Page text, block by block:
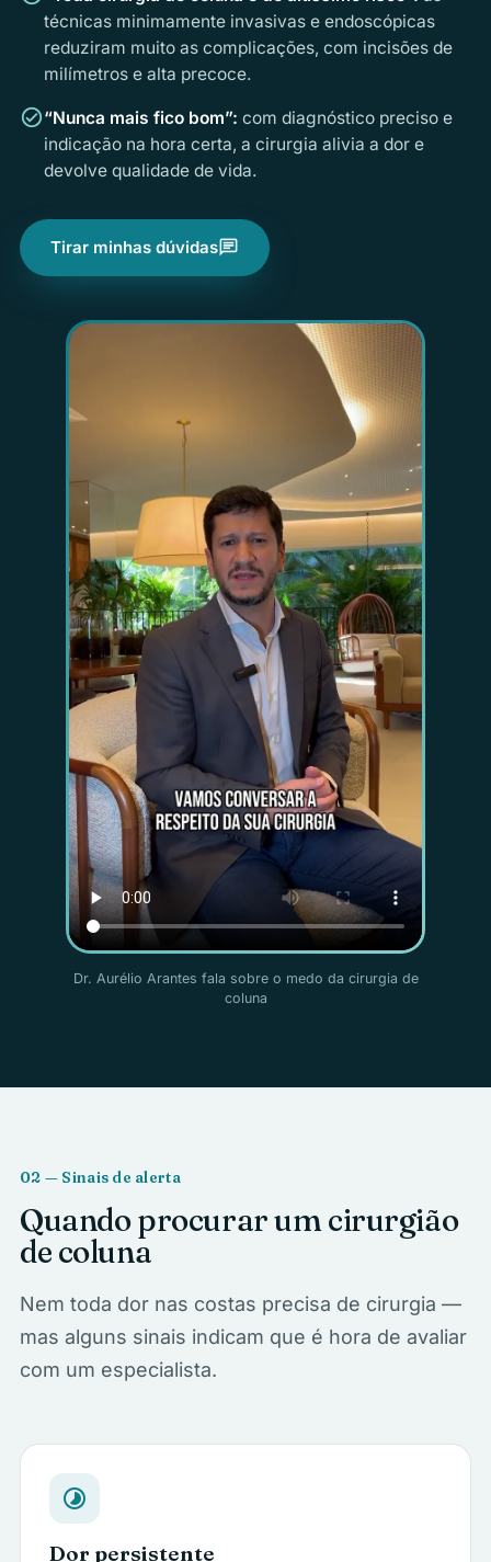
técnicas minimamente invasivas e endoscópicas
reduziram muito as complicações, com incisões de
milímetros e alta precoce.
check_circle“Nunca mais fico bom”: com diagnóstico preciso e
indicação na hora certa, a cirurgia alivia a dor e
devolve qualidade de vida.
Tirar minhas dúvidaschat
Dr. Aurélio Arantes fala sobre o medo da cirurgia de
coluna
02 — Sinais de alerta
Quando procurar um cirurgião
de coluna
Nem toda dor nas costas precisa de cirurgia —
mas alguns sinais indicam que é hora de avaliar
com um especialista.
timelapse
Dor persistente